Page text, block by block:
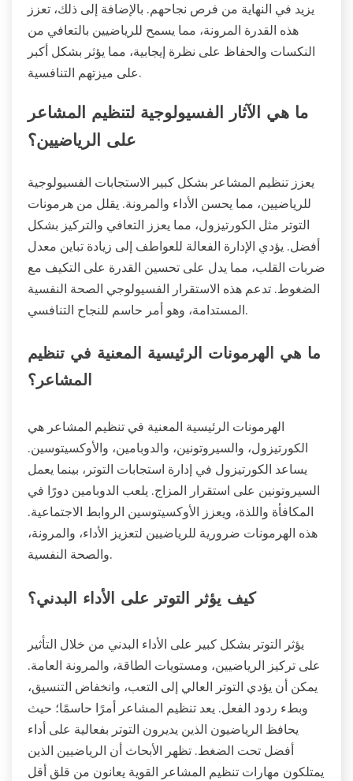
يزيد في النهاية من فرص نجاحهم. بالإضافة إلى ذلك، تعزز
هذه القدرة المرونة، مما يسمح للرياضيين بالتعافي من
النكسات والحفاظ على نظرة إيجابية، مما يؤثر بشكل أكبر
على ميزتهم التنافسية.
ما هي الآثار الفسيولوجية لتنظيم المشاعر
على الرياضيين؟
يعزز تنظيم المشاعر بشكل كبير الاستجابات الفسيولوجية
للرياضيين، مما يحسن الأداء والمرونة. يقلل من هرمونات
التوتر مثل الكورتيزول، مما يعزز التعافي والتركيز بشكل
أفضل. يؤدي الإدارة الفعالة للعواطف إلى زيادة تباين معدل
ضربات القلب، مما يدل على تحسين القدرة على التكيف مع
الضغوط. تدعم هذه الاستقرار الفسيولوجي الصحة النفسية
المستدامة، وهو أمر حاسم للنجاح التنافسي.
ما هي الهرمونات الرئيسية المعنية في تنظيم
المشاعر؟
الهرمونات الرئيسية المعنية في تنظيم المشاعر هي
الكورتيزول، والسيروتونين، والدوبامين، والأوكسيتوسين.
يساعد الكورتيزول في إدارة استجابات التوتر، بينما يعمل
السيروتونين على استقرار المزاج. يلعب الدوبامين دورًا في
المكافأة واللذة، ويعزز الأوكسيتوسين الروابط الاجتماعية.
هذه الهرمونات ضرورية للرياضيين لتعزيز الأداء، والمرونة،
والصحة النفسية.
كيف يؤثر التوتر على الأداء البدني؟
يؤثر التوتر بشكل كبير على الأداء البدني من خلال التأثير
على تركيز الرياضيين، ومستويات الطاقة، والمرونة العامة.
يمكن أن يؤدي التوتر العالي إلى التعب، وانخفاض التنسيق،
وبطء ردود الفعل. يعد تنظيم المشاعر أمرًا حاسمًا؛ حيث
يحافظ الرياضيون الذين يديرون التوتر بفعالية على أداء
أفضل تحت الضغط. تظهر الأبحاث أن الرياضيين الذين
يمتلكون مهارات تنظيم المشاعر القوية يعانون من قلق أقل